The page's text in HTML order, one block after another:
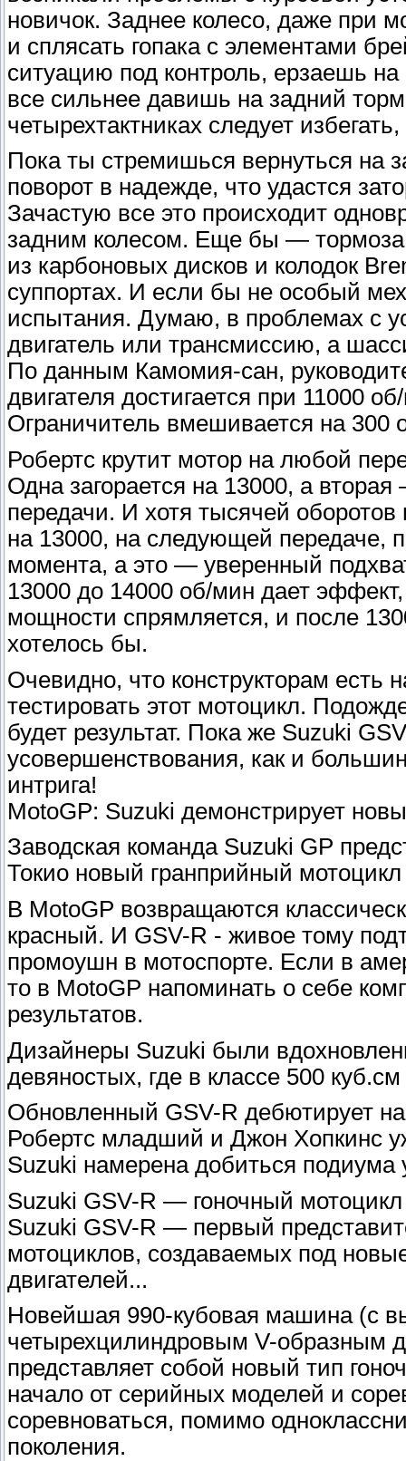
новичок. Заднее колесо, даже при
и сплясать гопака с элементами
ситуацию под контроль, ерзаешь
все сильнее давишь на задний
четырехтактниках следует
Пока ты стремишься вернуться на
поворот в надежде, что удастся
Зачастую все это происходит
задним колесом. Еще бы — тормоза
из карбоновых дисков и колодок
суппортах. И если бы не особый
испытания. Думаю, в проблемах с
двигатель или трансмиссию, а
По данным Камомия-сан,
двигателя достигается при 11000
Ограничитель вмешивается на 300
Робертс крутит мотор на любой
Одна загорается на 13000, а
передачи. И хотя тысячей
на 13000, на следующей передаче,
момента, а это — уверенный
13000 до 14000 об/мин дает
мощности спрямляется, и после
хотелось бы.
Очевидно, что конструкторам есть
тестировать этот мотоцикл.
будет результат. Пока же Suzuki
усовершенствования, как и
интрига!
MotoGP: Suzuki демонстрирует
Заводская команда Suzuki GP
Токио новый гранприйный
В MotoGP возвращаются
красный. И GSV-R - живое тому
промоушн в мотоспорте. Если в
то в MotoGP напоминать о себе
результатов.
Дизайнеры Suzuki были
девяностых, где в классе 500
Обновленный GSV-R дебютирует
Робертс младший и Джон Хопкинс
Suzuki намерена добиться подиума
Suzuki GSV-R — гоночный
Suzuki GSV-R — первый
мотоциклов, создаваемых под
двигателей...
Новейшая 990-кубовая машина (с
четырехцилиндровым V-образным
представляет собой новый тип
начало от серийных моделей и
соревноваться, помимо
поколения.